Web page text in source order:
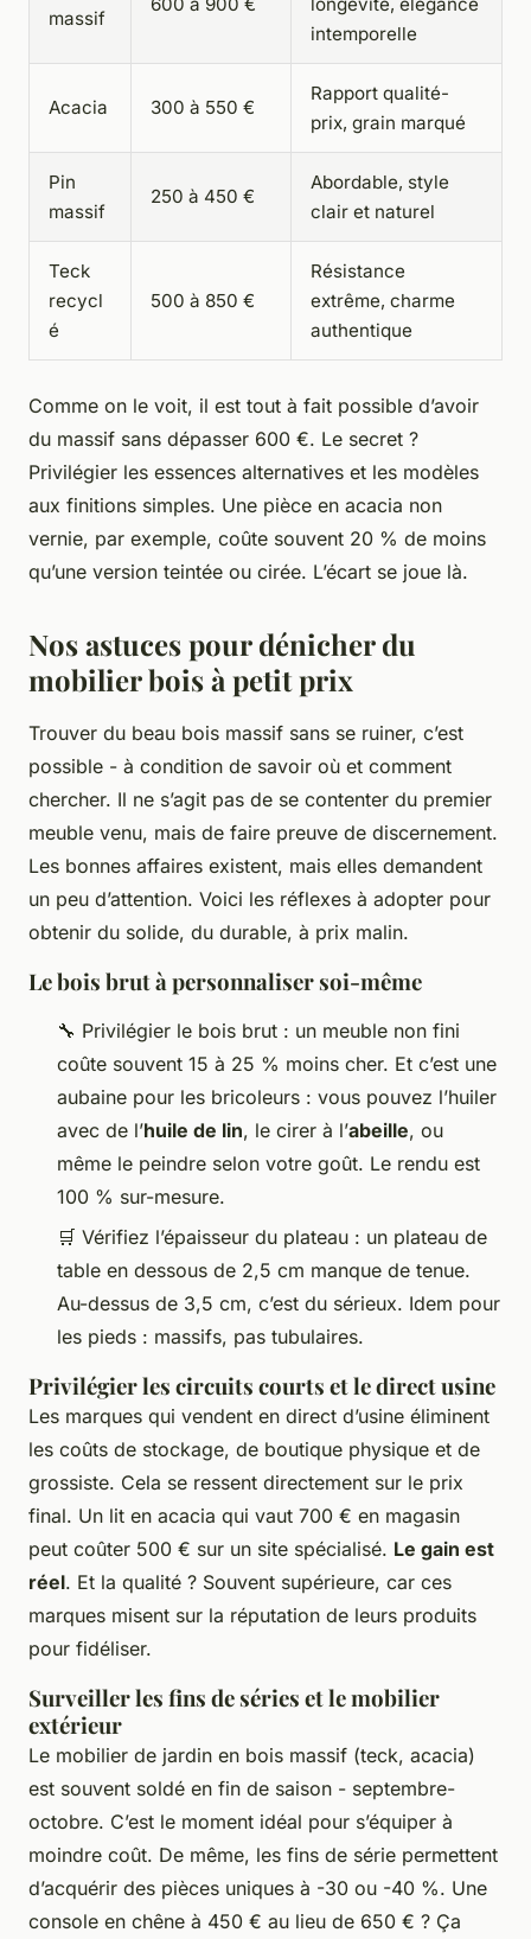
massif
intemporelle
Acacia 300 à 550 €
Rapport qualité-
prix, grain marqué
Pin
massif
250 à 450 €
Abordable, style
clair et naturel
Teck
recycl
é
500 à 850 €
Résistance
extrême, charme
authentique
Comme on le voit, il est tout à fait possible d’avoir
du massif sans dépasser 600 €. Le secret ?
Privilégier les essences alternatives et les modèles
aux finitions simples. Une pièce en acacia non
vernie, par exemple, coûte souvent 20 % de moins
qu’une version teintée ou cirée. L’écart se joue là.
Nos astuces pour dénicher du
mobilier bois à petit prix
Trouver du beau bois massif sans se ruiner, c’est
possible - à condition de savoir où et comment
chercher. Il ne s’agit pas de se contenter du premier
meuble venu, mais de faire preuve de discernement.
Les bonnes affaires existent, mais elles demandent
un peu d’attention. Voici les réflexes à adopter pour
obtenir du solide, du durable, à prix malin.
Le bois brut à personnaliser soi-même
🔧 Privilégier le bois brut : un meuble non fini
coûte souvent 15 à 25 % moins cher. Et c’est une
aubaine pour les bricoleurs : vous pouvez l’huiler
avec de l’huile de lin, le cirer à l’abeille, ou
même le peindre selon votre goût. Le rendu est
100 % sur-mesure.
🛒 Vérifiez l’épaisseur du plateau : un plateau de
table en dessous de 2,5 cm manque de tenue.
Au-dessus de 3,5 cm, c’est du sérieux. Idem pour
les pieds : massifs, pas tubulaires.
Privilégier les circuits courts et le direct usine
Les marques qui vendent en direct d’usine éliminent
les coûts de stockage, de boutique physique et de
grossiste. Cela se ressent directement sur le prix
final. Un lit en acacia qui vaut 700 € en magasin
peut coûter 500 € sur un site spécialisé. Le gain est
réel. Et la qualité ? Souvent supérieure, car ces
marques misent sur la réputation de leurs produits
pour fidéliser.
Surveiller les fins de séries et le mobilier
extérieur
Le mobilier de jardin en bois massif (teck, acacia)
est souvent soldé en fin de saison - septembre-
octobre. C’est le moment idéal pour s’équiper à
moindre coût. De même, les fins de série permettent
d’acquérir des pièces uniques à -30 ou -40 %. Une
console en chêne à 450 € au lieu de 650 € ? Ça